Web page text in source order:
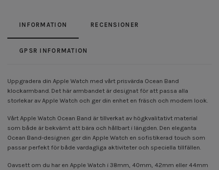
INFORMATION RECENSIONER
GPSR INFORMATION
Uppgradera din Apple Watch med vårt prisvärda Ocean Band
klockarmband. Det här armbandet är designat för att passa alla
storlekar av Apple Watch och ger din enhet en fräsch och modern look.
Vårt Apple Watch Ocean Band är tillverkat av högkvalitativt material
som både är bekvämt att bära och hållbart i längden. Den eleganta
Ocean Band-designen ger din Apple Watch en sofistikerad touch som
passar perfekt för både vardagliga aktiviteter och speciella tillfällen.
Oavsett om du har en Apple Watch i 38mm, 40mm, 42mm eller 44mm